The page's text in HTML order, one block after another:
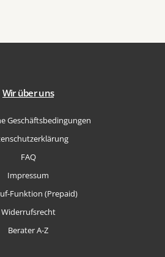
Wir über uns
Geschäftsbedingungen
FAQ
Impressum
Funktion (Prepaid)
Widerrufsrecht
Berater A-Z